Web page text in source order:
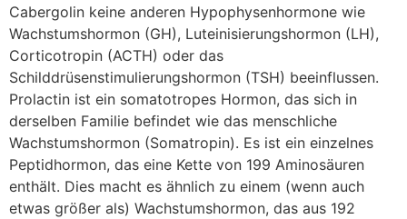
Cabergolin keine anderen Hypophysenhormone wie
Wachstumshormon (GH), Luteinisierungshormon (LH),
Corticotropin (ACTH) oder das
Schilddrüsenstimulierungshormon (TSH) beeinflussen.
Prolactin ist ein somatotropes Hormon, das sich in
derselben Familie befindet wie das menschliche
Wachstumshormon (Somatropin). Es ist ein einzelnes
Peptidhormon, das eine Kette von 199 Aminosäuren
enthält. Dies macht es ähnlich zu einem (wenn auch
etwas größer als) Wachstumshormon, das aus 192